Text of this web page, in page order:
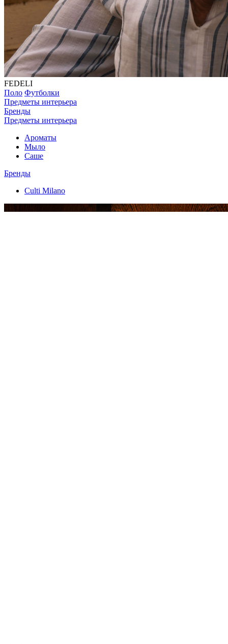
FEDELI
Поло Футболки
Предметы интерьера
Бренды
Предметы интерьера
Ароматы
Мыло
Саше
Бренды
Culti Milano